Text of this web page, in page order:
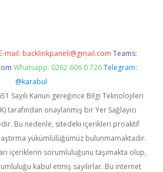
E-mail: backlinkpaneli@gmail.com Teams:
Whatsapp: 0262 606 0 726 Telegram:
@karabul
Sayılı Kanun gereğince Bilgi Teknolojileri
tarafından onaylanmış bir Yer Sağlayıcı
Bu nedenle, sitedeki içerikleri proaktif
yükümlülüğümüz bulunmamaktadır.
içeriklerin sorumluluğunu taşımakta olup,
kabul etmiş sayılırlar. Bu internet